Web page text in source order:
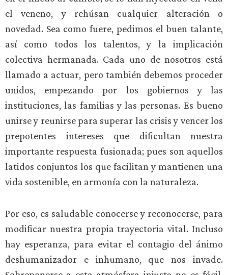
el veneno, y rehúsan cualquier alteración o
novedad. Sea como fuere, pedimos el buen talante,
así como todos los talentos, y la implicación
colectiva hermanada. Cada uno de nosotros está
llamado a actuar, pero también debemos proceder
unidos, empezando por los gobiernos y las
instituciones, las familias y las personas. Es bueno
unirse y reunirse para superar las crisis y vencer los
prepotentes intereses que dificultan nuestra
importante respuesta fusionada; pues son aquellos
latidos conjuntos los que facilitan y mantienen una
vida sostenible, en armonía con la naturaleza.
Por eso, es saludable conocerse y reconocerse, para
modificar nuestra propia trayectoria vital. Incluso
hay esperanza, para evitar el contagio del ánimo
deshumanizador e inhumano, que nos invade.